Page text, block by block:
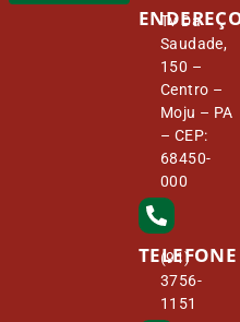
Tv Da
Saudade,
150 –
Centro –
Moju – PA
– CEP:
68450-
000
TELEFONE
(91)
3756-
1151